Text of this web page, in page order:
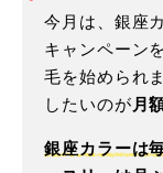
今月は、銀座
キャンペーン
毛を始められ
したいのが 月
銀座カラーは